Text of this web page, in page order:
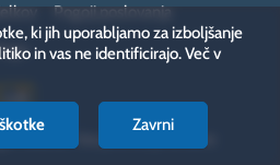
ki jih uporabljamo za izboljšanje
in vas ne identificirajo. Več v
Zavrni
Pogoji poslovanja
Vse pravice pridržane